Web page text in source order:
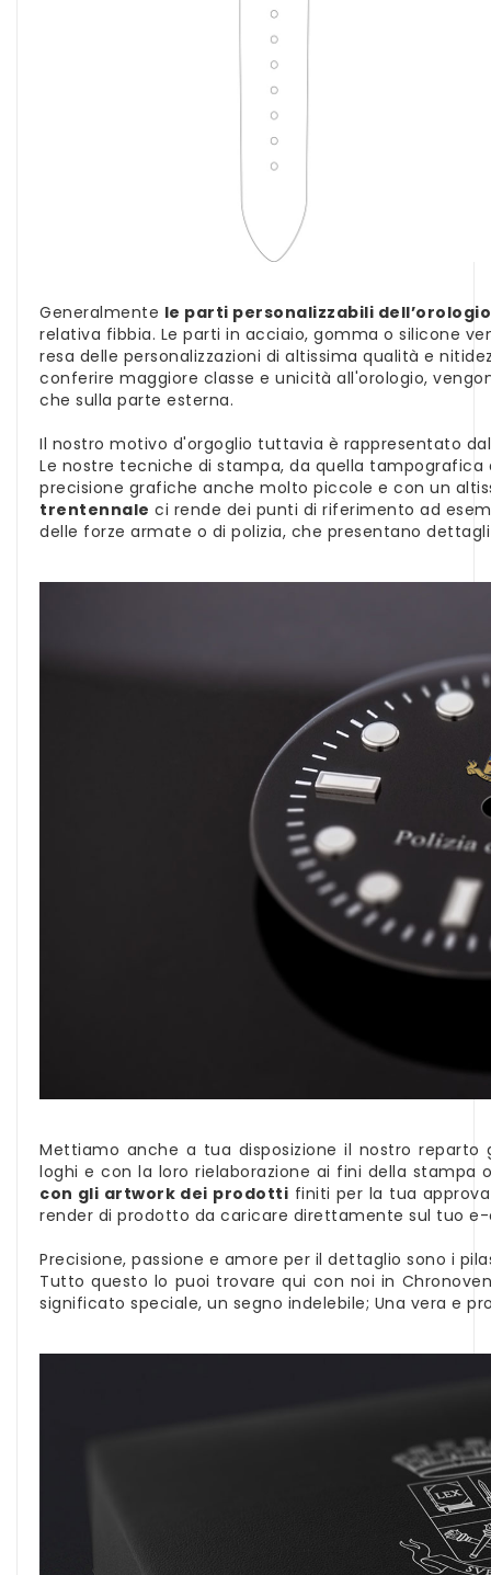
Generalmente le parti personalizzabili dell’orologio
relativa fibbia. Le parti in acciaio, gomma o silicone
resa delle personalizzazioni di altissima qualità e
conferire maggiore classe e unicità all'orologio,
che sulla parte esterna.
Il nostro motivo d'orgoglio tuttavia è rappresentato
Le nostre tecniche di stampa, da quella
precisione grafiche anche molto piccole e con un
trentennale ci rende dei punti di riferimento ad
delle forze armate o di polizia, che presentano
Mettiamo anche a tua disposizione il nostro
loghi e con la loro rielaborazione ai fini della
con gli artwork dei prodotti finiti per la tua
render di prodotto da caricare direttamente sul tuo
Precisione, passione e amore per il dettaglio sono i
Tutto questo lo puoi trovare qui con noi in
significato speciale, un segno indelebile; Una vera e